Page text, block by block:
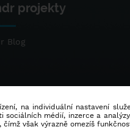
projekty
Blog
na individuální nastavení
médií, inzerce a
však výrazně omezíš